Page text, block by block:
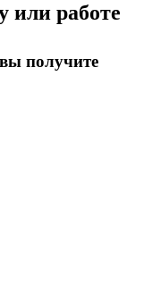
или работе
получите